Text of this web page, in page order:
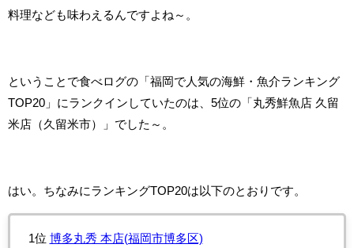
料理なども味わえるんですよね～。
ということで食べログの「福岡で人気の海鮮・魚介ランキング
TOP20」にランクインしていたのは、5位の「丸秀鮮魚店 久留
米店（久留米市）」でした～。
はい。ちなみにランキングTOP20は以下のとおりです。
1位 博多丸秀 本店(福岡市博多区)